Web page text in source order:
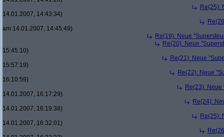
Re(25):
14.01.2007, 14:43:34)
am 14.01.2007, 14:45:49)
Re(19): Neue
Re(20): Neue
15:45:10)
Re(21): Neue
15:57:19)
Re(22): Neue
16:10:59)
Re(23):
14.01.2007, 16:17:29)
Re(24):
14.01.2007, 16:19:38)
Re(25):
14.01.2007, 16:32:01)